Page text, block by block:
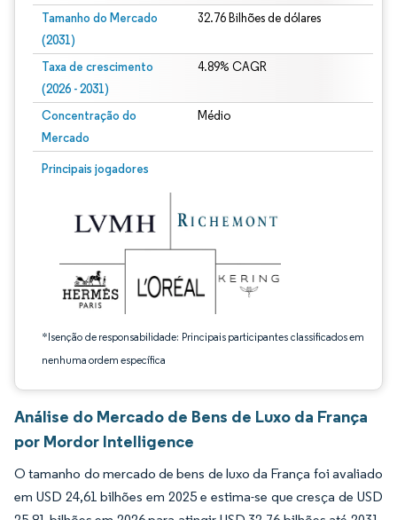
Tamanho do Mercado
(2031)
32.76 Bilhões de dólares
Taxa de crescimento
(2026 - 2031)
4.89% CAGR
Concentração do
Mercado
Médio
Principais jogadores
*Isenção de responsabilidade: Principais participantes classificados em
nenhuma ordem específica
Imagem © Mordor Intelligence. O reuso requer atribuição conforme CC BY 4.0.
Análise do Mercado de Bens de Luxo da França
por Mordor Intelligence
O tamanho do mercado de bens de luxo da França foi avaliado
em USD 24,61 bilhões em 2025 e estima-se que cresça de USD